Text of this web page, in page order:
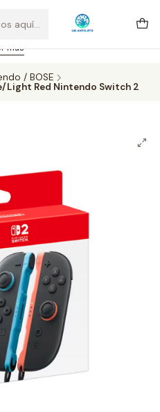
14 hrs. Envío GRATIS mismo
por compras desde CLP 39.900.
hasta 14 hrs.
más
/ BOSE
Light Red Nintendo Switch 2